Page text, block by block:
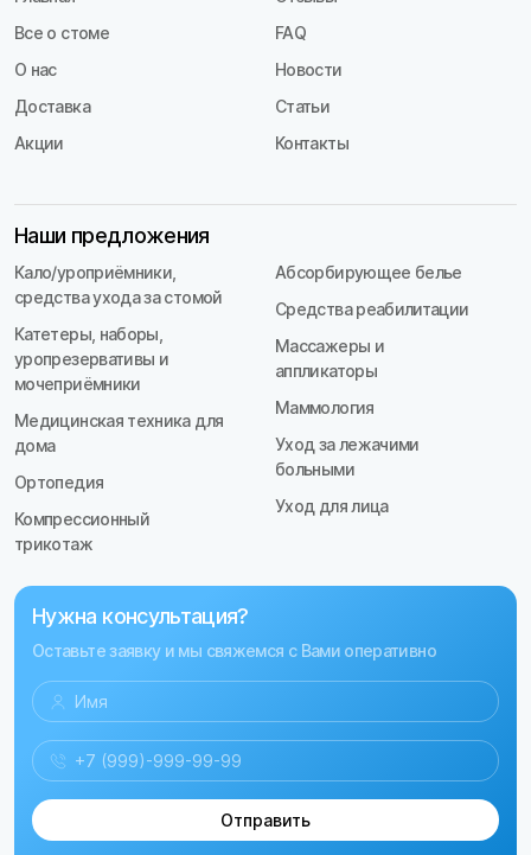
Все о стоме
О нас
Доставка
Акции
FAQ
Новости
Статьи
Контакты
Наши предложения
Кало/уроприёмники,
средства ухода за стомой
Катетеры, наборы,
уропрезервативы и
мочеприёмники
Медицинская техника для
дома
Ортопедия
Компрессионный
трикотаж
Абсорбирующее белье
Средства реабилитации
Массажеры и
аппликаторы
Маммология
Уход за лежачими
больными
Уход для лица
Нужна консультация?
Оставьте заявку и мы свяжемся с Вами оперативно
Отправить